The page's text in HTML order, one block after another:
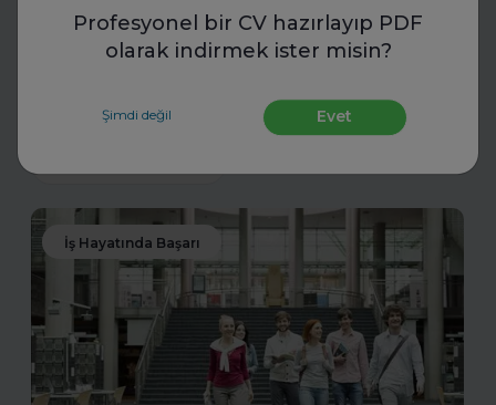
Profesyonel bir CV hazırlayıp PDF
olarak indirmek ister misin?
Şimdi değil Evet
İnsan Kaynakları Ödülleri, şirketiniz için bir tanıtım fırsatı
ödüllerle taçlandırın.
İş Hayatında Başarı